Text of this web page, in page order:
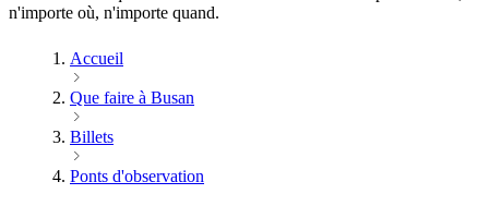
n'importe où, n'importe quand.
Accueil
Que faire à Busan
Billets
Ponts d'observation